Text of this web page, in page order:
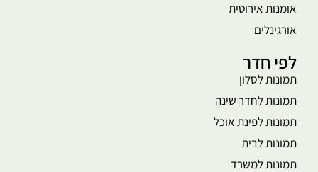
אומנות אירוטית
אורגינלים
לפי חדר
תמונות לסלון
תמונות לחדר שינה
תמונות לפינת אוכל
תמונות לבית
תמונות למשרד